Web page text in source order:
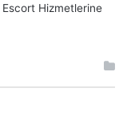
Hizmetlerine